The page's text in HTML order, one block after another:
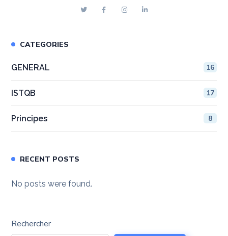
CATEGORIES
GENERAL 16
ISTQB 17
Principes 8
RECENT POSTS
No posts were found.
Rechercher